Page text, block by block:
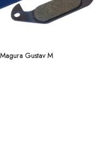
Gustav M